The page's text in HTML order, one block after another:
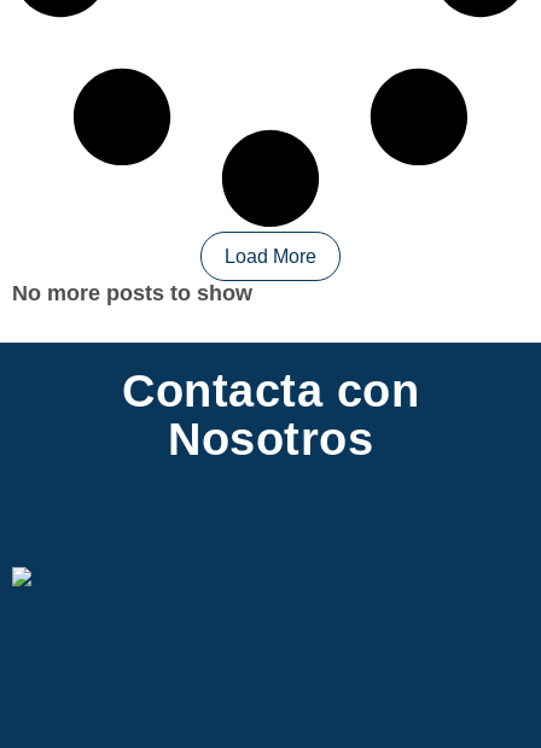
Load More
No more posts to show
Contacta con
Nosotros